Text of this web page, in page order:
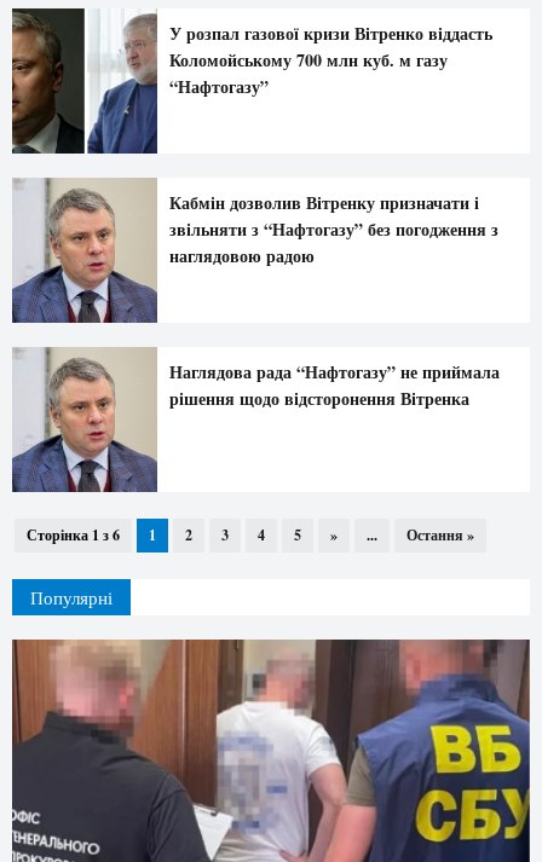
У розпал газової кризи Вітренко віддасть
Коломойському 700 млн куб. м газу
“Нафтогазу”
Кабмін дозволив Вітренку призначати і
звільняти з “Нафтогазу” без погодження з
наглядовою радою
Наглядова рада “Нафтогазу” не приймала
рішення щодо відсторонення Вітренка
Сторінка 1 з 6 1 2 3 4 5 » ... Остання »
Популярні